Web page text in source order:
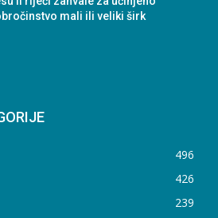
mali ili veliki širk
496
426
239